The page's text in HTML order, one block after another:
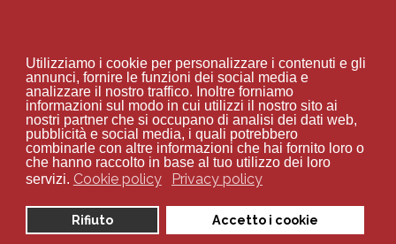
Utilizziamo i cookie per personalizzare i contenuti e gli
annunci, fornire le funzioni dei social media e
analizzare il nostro traffico. Inoltre forniamo
informazioni sul modo in cui utilizzi il nostro sito ai
nostri partner che si occupano di analisi dei dati web,
pubblicità e social media, i quali potrebbero
combinarle con altre informazioni che hai fornito loro o
che hanno raccolto in base al tuo utilizzo dei loro
servizi. Cookie policy Privacy policy
Rifiuto Accetto i cookie
Sei qui:Home Catalogo
Anelli e Pozzetti
produzione
Visualizza articoli per tag: